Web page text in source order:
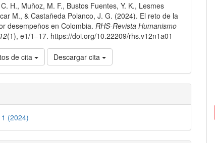
H., Muñoz, M. F., Bustos Fuentes, Y. K., Lesmes
M., & Castañeda Polanco, J. G. (2024). El reto de la
desempeños en Colombia.RHS-Revista Humanismo
12(1), e1/1–17. https://doi.org/10.22209/rhs.v12n1a01
de cita Descargar cita
(2024)